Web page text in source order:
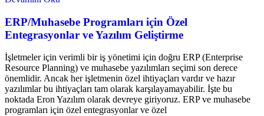
ERP/Muhasebe Programları için Özel
Entegrasyonlar ve Yazılım Geliştirme
İşletmeler için verimli bir iş yönetimi için doğru ERP (Enterprise
Resource Planning) ve muhasebe yazılımları seçimi son derece
önemlidir. Ancak her işletmenin özel ihtiyaçları vardır ve hazır
yazılımlar bu ihtiyaçları tam olarak karşılayamayabilir. İşte bu
noktada Eron Yazılım olarak devreye giriyoruz. ERP ve muhasebe
programları için özel entegrasyonlar ve özel